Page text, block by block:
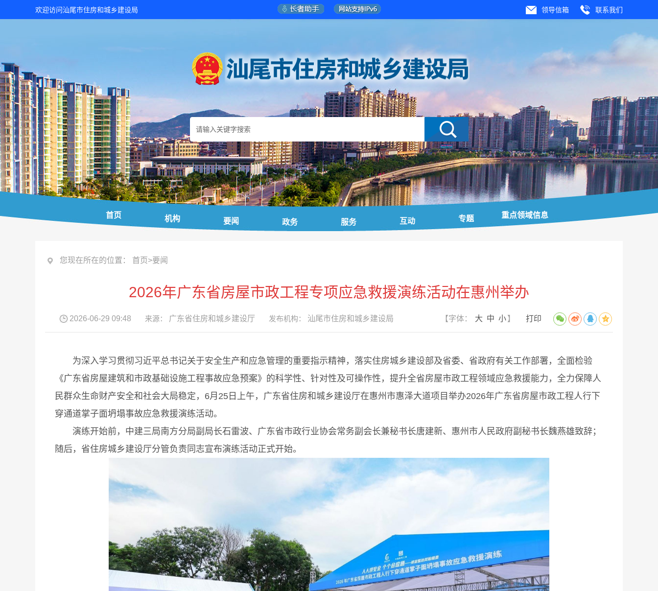
欢迎访问汕尾市住房和城乡建设局 领导信箱 联系我们
首页 机构 要闻 政务 服务 互动 专题 重点领域信息
您现在所在的位置： 首页>要闻
2026年广东省房屋市政工程专项应急救援演练活动在惠州举办
2026-06-29 09:48 来源： 广东省住房和城乡建设厅 发布机构： 汕尾市住房和城乡建设局 【字体： 大 中 小 】 打印
为深入学习贯彻习近平总书记关于安全生产和应急管理的重要指示精神，落实住房城乡建设部及省委、省政府有关工作部署，全面检验
《广东省房屋建筑和市政基础设施工程事故应急预案》的科学性、针对性及可操作性，提升全省房屋市政工程领域应急救援能力，全力保障人
民群众生命财产安全和社会大局稳定，6月25日上午，广东省住房和城乡建设厅在惠州市惠泽大道项目举办2026年广东省房屋市政工程人行下
穿通道掌子面坍塌事故应急救援演练活动。
演练开始前，中建三局南方分局副局长石雷波、广东省市政行业协会常务副会长兼秘书长唐建新、惠州市人民政府副秘书长魏燕雄致辞；
随后，省住房城乡建设厅分管负责同志宣布演练活动正式开始。